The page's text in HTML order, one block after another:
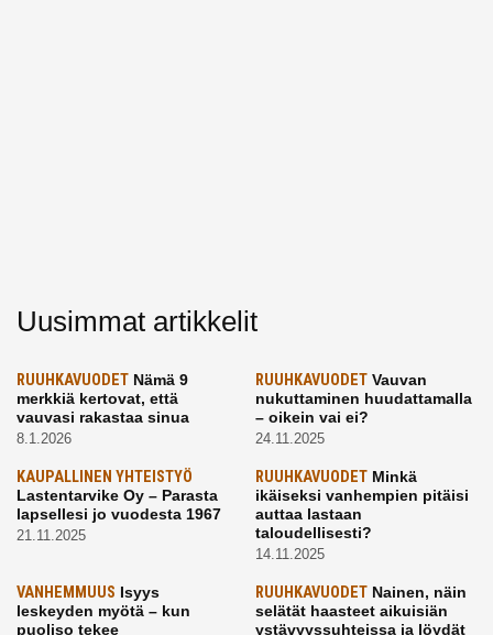
Uusimmat artikkelit
RUUHKAVUODET Nämä 9
merkkiä kertovat, että
vauvasi rakastaa sinua
8.1.2026
RUUHKAVUODETVauvan
nukuttaminen huudattamalla
– oikein vai ei?
24.11.2025
KAUPALLINEN YHTEISTYÖ
Lastentarvike Oy – Parasta
lapsellesi jo vuodesta 1967
21.11.2025
RUUHKAVUODETMinkä
ikäiseksi vanhempien pitäisi
auttaa lastaan
taloudellisesti?
14.11.2025
VANHEMMUUS Isyys
leskeyden myötä – kun
puoliso tekee
RUUHKAVUODETNainen, näin
selätät haasteet aikuisiän
ystävyyssuhteissa ja löydät